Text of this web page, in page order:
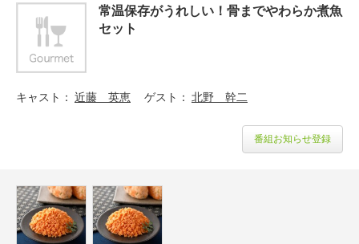
常温保存がうれしい！骨までやわらか煮魚
セット
キャスト 近藤 英恵 ゲスト 北野 幹二
番組お知らせ登録